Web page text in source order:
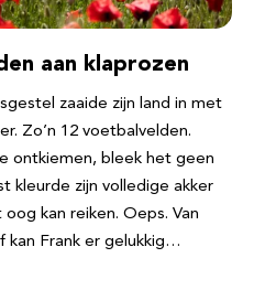
aan klaprozen
zaaide zijn land in met
Zo’n 12 voetbalvelden.
ontkiemen, bleek het geen
kleurde zijn volledige akker
kan reiken. Oeps. Van
Frank er gelukkig…